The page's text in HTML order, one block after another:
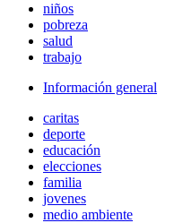
niños
pobreza
salud
trabajo
Información general
caritas
deporte
educación
elecciones
familia
jovenes
medio ambiente